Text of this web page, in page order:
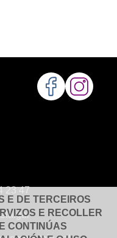
23 47
E DE TERCEIROS
E RECOLLER
CONTINÚAS